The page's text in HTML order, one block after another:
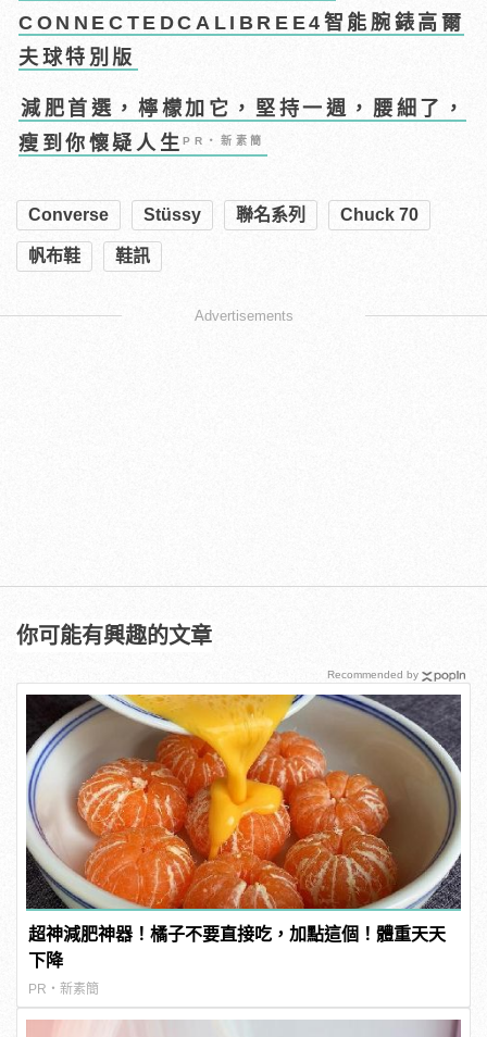
CONNECTEDCALIBREE4智能腕錶高爾
夫球特別版
減肥首選，檸檬加它，堅持一週，腰細了，
瘦到你懷疑人生PR・新素簡
Converse Stüssy 聯名系列 Chuck 70
帆布鞋 鞋訊
Advertisements
你可能有興趣的文章
超神減肥神器！橘子不要直接吃，加點這個！體重天天
下降
PR・新素簡
Recommended by